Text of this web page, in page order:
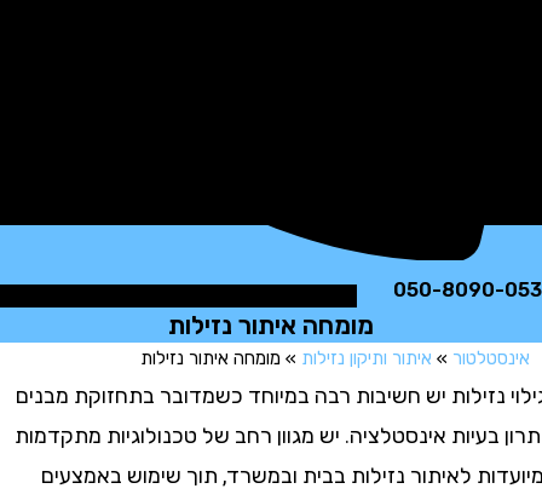
050-
מומחה איתור נזילות
»איתור ותיקון נזילות »מומחה איתור נזילות
נזילות יש חשיבות רבה במיוחד כשמדובר בתחזוקת מבנים
בעיות אינסטלציה. יש מגוון רחב של טכנולוגיות מתקדמות
לאיתור נזילות בבית ובמשרד, תוך שימוש באמצעים